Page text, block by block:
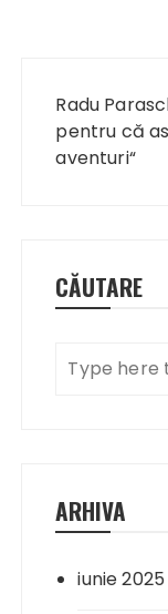
articole
Radu
pentru că
aventuri“
CĂUTARE
ARHIVA
iunie 2025